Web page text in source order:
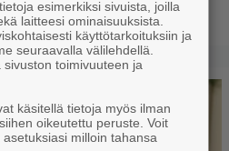
esimerkiksi sivuista, joilla
laitteesi ominaisuuksista.
käyttötarkoituksiin ja
seuraavalla välilehdellä.
toimivuuteen ja
käsitellä tietoja myös ilman
oikeutettu peruste. Voit
milloin tahansa